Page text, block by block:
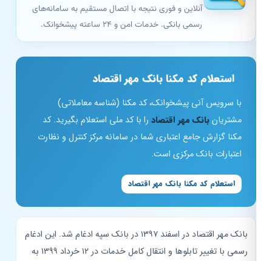
آنلاین و فوری نتیجه با اتصال مستقیم به سامانه‌های
رسمی بانکی. خدمات امن و ۲۴ ساعته پیشخوانک.
استعلام کد مکنا بانک مهر اقتصاد
با سرویس آنی پیشخوانک، کد مکنا (شناسه معاملاتی)
مشتریانبانک مهر اقتصادرا با کد ملی استعلام بگیرید. کد
مکنا گزارش جامع اعتباری شما در سامانه مرکز کنترل و نظارت
اعتبارات بانک مرکزی است.
استعلام کد مکنا بانک مهر اقتصاد
بانک مهر اقتصاد در اسفند ۱۳۹۷ در بانک سپه ادغام شد. این ادغام
رسمی با تغییر تابلوها و انتقال کامل خدمات در ۱۲ خرداد ۱۳۹۹ به